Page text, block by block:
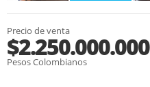
Precio de venta
$2.250.000.000
Pesos Colombianos